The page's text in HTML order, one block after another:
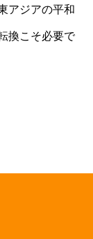
アジアの平和
換こそ必要で